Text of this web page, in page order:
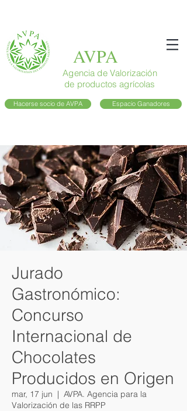
AVPA
Agencia de Valorización
de productos agrícolas
Hacerse socio de AVPA Espacio Ganadores
Jurado
Gastronómico:
Concurso
Internacional de
Chocolates
Producidos en Origen
mar, 17 jun
  |
AVPA. Agencia para la
Valorización de las RRPP